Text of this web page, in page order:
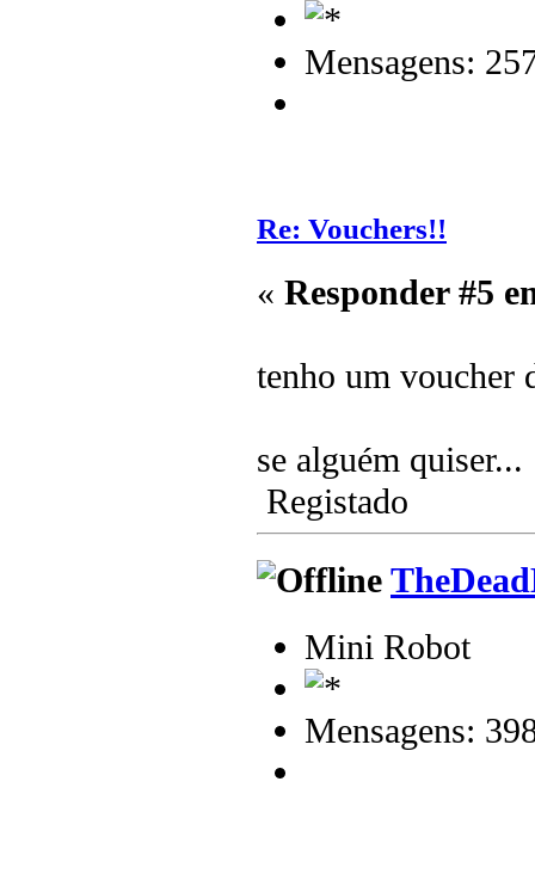
Mensagens:
Re: Vouchers!!
« Responder #5
tenho um voucher
se alguém quiser...
Registado
Mini Robot
Mensagens: